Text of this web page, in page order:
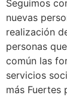
Seguimos
nuevas
realización
personas
común las
servicios
más